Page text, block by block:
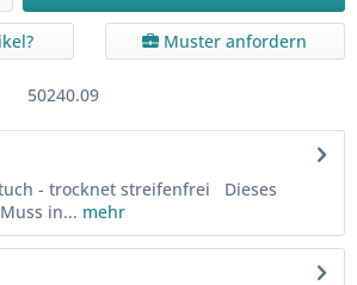
Muster anfordern
50240.09
- trocknet streifenfrei Dieses
in... mehr